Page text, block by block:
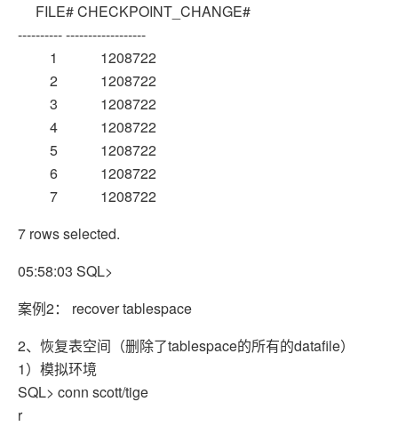
FILE# CHECKPOINT_CHANGE#
---------- ------------------
1 1208722
2 1208722
3 1208722
4 1208722
5 1208722
6 1208722
7 1208722
7 rows selected.
05:58:03 SQL>
案例2： recover tablespace
2、恢复表空间（删除了tablespace的所有的datafile）
1）模拟环境
SQL> conn scott/tige
r